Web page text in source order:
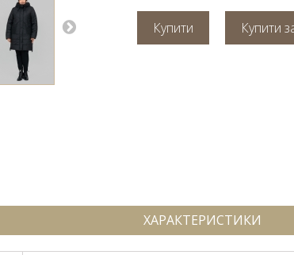
Купити
ХАРАКТЕРИСТИКИ